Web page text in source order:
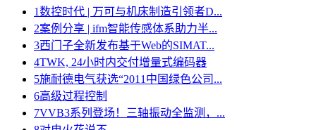
1数控时代 | 万可与机床制造引领者D...
2案例分享 | ifm智能传感体系助力半...
3西门子全新发布基于Web的SIMAT...
4TWK, 24小时内交付增量式编码器
5施耐德电气获选“2011中国绿色公司...
6高级过程控制
7VVB3系列登场！三轴振动全监测，...